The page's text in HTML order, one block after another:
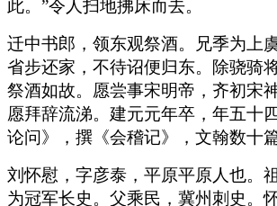
此。”令人扫地拂床而去。
迁中书郎，领东观祭酒。兄季为上
省步还家，不待诏便归东。除骁骑
祭酒如故。愿尝事宋明帝，齐初宋
愿拜辞流涕。建元元年卒，年五十
论问》，撰《会稽记》，文翰数十篇
刘怀慰，字彦泰，平原平原人也。
为冠军长史。父乘民，冀州刺史。